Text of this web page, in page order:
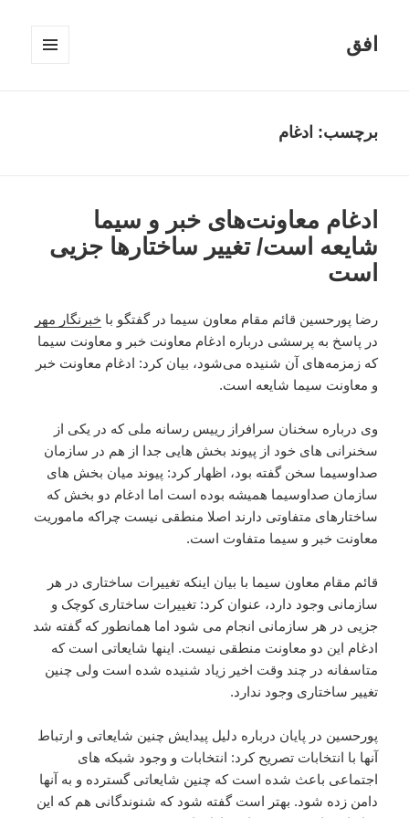
افق
برچسب: ادغام
ادغام معاونت‌های خبر و سیما
شایعه است/ تغییر ساختارها جزیی
است
رضا پورحسین قائم مقام معاون سیما در گفتگو با خبرنگار مهر
در پاسخ به پرسشی درباره ادغام معاونت خبر و معاونت سیما
که زمزمه‌های آن شنیده می‌شود، بیان کرد: ادغام معاونت خبر
و معاونت سیما شایعه است.
وی درباره سخنان سرافراز رییس رسانه ملی که در یکی از
سخنرانی های خود از پیوند بخش هایی جدا از هم در سازمان
صداوسیما سخن گفته بود، اظهار کرد: پیوند میان بخش های
سازمان صداوسیما همیشه بوده است اما ادغام دو بخش که
ساختارهای متفاوتی دارند اصلا منطقی نیست چراکه ماموریت
معاونت خبر و سیما متفاوت است.
قائم مقام معاون سیما با بیان اینکه تغییرات ساختاری در هر
سازمانی وجود دارد، عنوان کرد: تغییرات ساختاری کوچک و
جزیی در هر سازمانی انجام می شود اما همانطور که گفته شد
ادغام این دو معاونت منطقی نیست. اینها شایعاتی است که
متاسفانه در چند وقت اخیر زیاد شنیده شده است ولی چنین
تغییر ساختاری وجود ندارد.
پورحسین در پایان درباره دلیل پیدایش چنین شایعاتی و ارتباط
آنها با انتخابات تصریح کرد: انتخابات و وجود شبکه های
اجتماعی باعث شده است که چنین شایعاتی گسترده و به آنها
دامن زده شود. بهتر است گفته شود که شنوندگانی هم که این